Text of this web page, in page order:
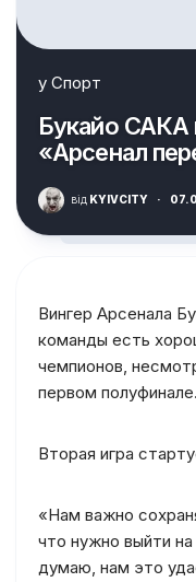
у Спорт
Букайо
«Арсенал
від KYIVCITY ·
Вингер Арсенала
команды есть
чемпионов,
первом полуфинале.
Вторая игра
«Нам важно
что нужно выйти
думаю, нам это